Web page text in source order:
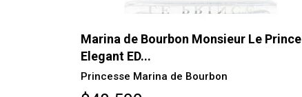
Marina de Bourbon Monsieur Le Prince
Elegant ED...
Princesse Marina de Bourbon